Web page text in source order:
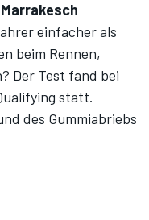
einfacher als
beim Rennen,
Der Test fand bei
statt.
des Gummiabriebs